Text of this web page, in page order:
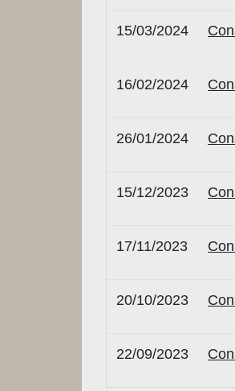
15/03/2024
16/02/2024
26/01/2024
15/12/2023
17/11/2023
20/10/2023
22/09/2023